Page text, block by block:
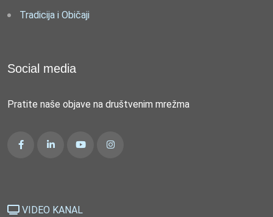
Tradicija i Običaji
Social media
Pratite naše objave na društvenim mrežma
VIDEO KANAL